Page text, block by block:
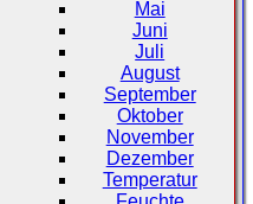
Mai
Juni
Juli
August
September
Oktober
November
Dezember
Temperatur